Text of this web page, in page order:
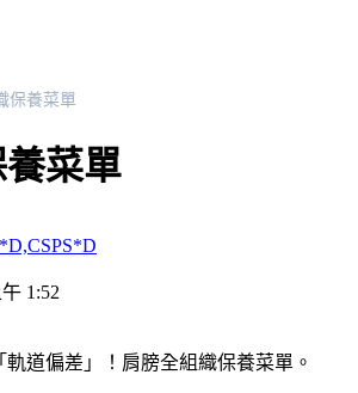
保養菜單
菜單
1:52
道偏差」！肩膀全組織保養菜單。